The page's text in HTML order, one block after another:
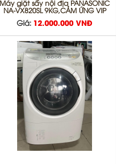
Máy giặt sấy nội địa PANASONIC
NA-VX820SL 9KG,CẢM ỨNG VIP
Giá: 12.000.000 VNĐ